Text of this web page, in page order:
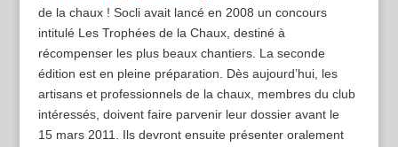
de la chaux ! Socli avait lancé en 2008 un concours
intitulé Les Trophées de la Chaux, destiné à
récompenser les plus beaux chantiers. La seconde
édition est en pleine préparation. Dès aujourd’hui, les
artisans et professionnels de la chaux, membres du club
intéressés, doivent faire parvenir leur dossier avant le
15 mars 2011. Ils devront ensuite présenter oralement